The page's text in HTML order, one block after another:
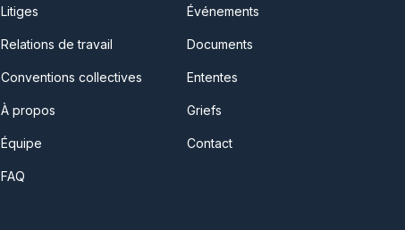
Litiges
Relations de travail
Conventions collectives
À propos
Équipe
FAQ
Événements
Documents
Ententes
Griefs
Contact